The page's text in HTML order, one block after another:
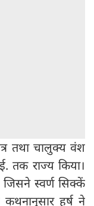
तथा चालुक्य वंश
तक राज्य किया।
स्वर्ण सिक्कें
हर्ष ने